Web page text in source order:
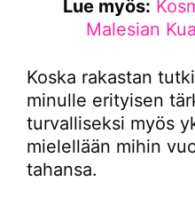
Lue myös:
Malesian
Koska rakastan
minulle erityisen
turvalliseksi myös
mielellään mihin
tahansa.